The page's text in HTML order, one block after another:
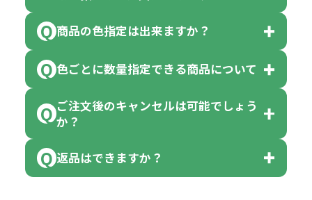
です。
ります。
【例】注文可能数が100個の場合
は、100個以上でしたら、何個でも
可能です。
「色・柄 取り混ぜ」のラベルがつい
ている商品は、色指定不可となって
ん。
商品の色指定は出来ますか？
色指定できる商品もございますが商
品の詳細に「色・柄 取り混ぜ」のラ
ベルや商品画像に「〇色取混ぜ」な
ては色指定が出来ません。
色ごとに数量指定できる商品について
「選べる本体色」のラベルが付いて
す。
ご注文後のキャンセルは可能でしょう
か？
お客様都合でのキャンセルは、制作
返品はできますか？